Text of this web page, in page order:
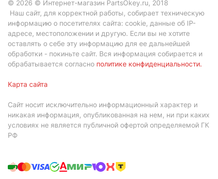
© 2026 © Интернет-магазин PartsOkey.ru, 2018
Наш сайт, для корректной работы, собирает техническую
информацию о посетителях сайта: cookie, данные об IP-
адресе, местоположении и другую. Если вы не хотите
оставлять о себе эту информацию для ее дальнейшей
обработки - покиньте сайт. Вся информация собирается и
обрабатывается согласно политике конфиденциальности.
Карта сайта
Сайт носит исключительно информационный характер и
никакая информация, опубликованная на нем, ни при каких
условиях не является публичной офертой определяемой ГК
РФ